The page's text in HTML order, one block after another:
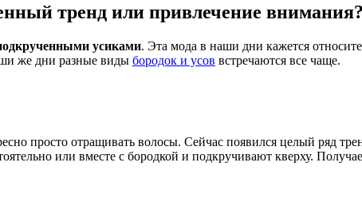
тренд или привлечение внимания?
усиками. Эта мода в наши дни кажется
же дни разные виды бородок и усов встречаются все чаще.
просто отращивать волосы. Сейчас появился целый ряд
или вместе с бородкой и подкручивают кверху.